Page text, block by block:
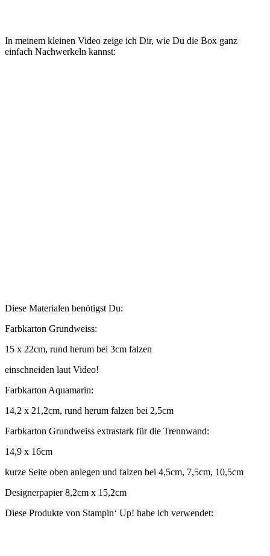
In meinem kleinen Video zeige ich Dir, wie Du die Box ganz
einfach Nachwerkeln kannst:
Diese Materialen benötigst Du:
Farbkarton Grundweiss:
15 x 22cm, rund herum bei 3cm falzen
einschneiden laut Video!
Farbkarton Aquamarin:
14,2 x 21,2cm, rund herum falzen bei 2,5cm
Farbkarton Grundweiss extrastark für die Trennwand:
14,9 x 16cm
kurze Seite oben anlegen und falzen bei 4,5cm, 7,5cm, 10,5cm
Designerpapier 8,2cm x 15,2cm
Diese Produkte von Stampin‘ Up! habe ich verwendet: